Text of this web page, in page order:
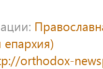
епархия)
orthodox-